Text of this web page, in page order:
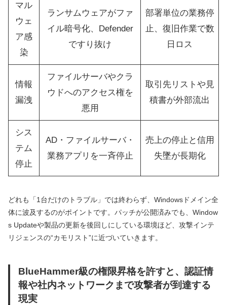
マル
ウェ
ア感
染
ランサムウェアがファ
イル暗号化、Defender
ですり抜け
部署単位の業務停
止、復旧作業で数
日ロス
情報
漏洩
ファイルサーバやクラ
ウドへのアクセス権を
悪用
取引先リストや見
積書が外部流出
シス
テム
停止
AD・ファイルサーバ・
業務アプリを一斉停止
売上の停止と信用
失墜が長期化
どれも「1台だけのトラブル」では終わらず、Windowsドメイン全
体に波及するのがポイントです。パッチが公開済みでも、Window
s Updateや製品の更新を後回しにしている環境ほど、攻撃インテ
リジェンスの“カモリスト”に近づいていきます。
BlueHammer級の権限昇格を許すと、認証情
報や社内ネットワークまで攻撃者が到達する
現実